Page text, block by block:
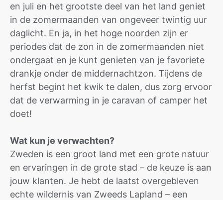
en juli en het grootste deel van het land geniet
in de zomermaanden van ongeveer twintig uur
daglicht. En ja, in het hoge noorden zijn er
periodes dat de zon in de zomermaanden niet
ondergaat en je kunt genieten van je favoriete
drankje onder de middernachtzon. Tijdens de
herfst begint het kwik te dalen, dus zorg ervoor
dat de verwarming in je caravan of camper het
doet!
Wat kun je verwachten?
Zweden is een groot land met een grote natuur
en ervaringen in de grote stad – de keuze is aan
jouw klanten. Je hebt de laatst overgebleven
echte wildernis van Zweeds Lapland – een